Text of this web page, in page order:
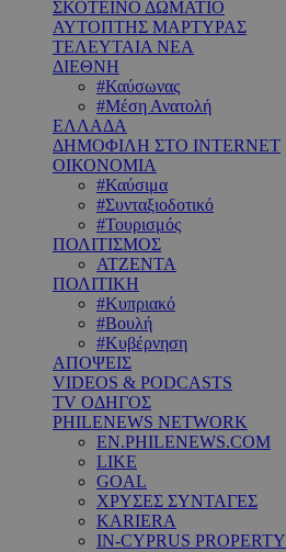
ΣΚΟΤΕΙΝΟ ΔΩΜΑΤΙΟ
ΑΥΤΟΠΤΗΣ ΜΑΡΤΥΡΑΣ
ΤΕΛΕΥΤΑΙΑ ΝΕΑ
ΔΙΕΘΝΗ
#Καύσωνας
#Μέση Ανατολή
ΕΛΛΑΔΑ
ΔΗΜΟΦΙΛΗ ΣΤΟ INTERNET
ΟΙΚΟΝΟΜΙΑ
#Καύσιμα
#Συνταξιοδοτικό
#Τουρισμός
ΠΟΛΙΤΙΣΜΟΣ
ΑΤΖΕΝΤΑ
ΠΟΛΙΤΙΚΗ
#Κυπριακό
#Βουλή
#Κυβέρνηση
ΑΠΟΨΕΙΣ
VIDEOS & PODCASTS
TV ΟΔΗΓΟΣ
PHILENEWS NETWORK
EN.PHILENEWS.COM
LIKE
GOAL
ΧΡΥΣΕΣ ΣΥΝΤΑΓΕΣ
KARIERA
IN-CYPRUS PROPERTY